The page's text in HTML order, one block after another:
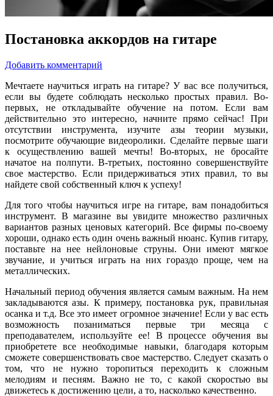
Постановка аккордов на гитаре
Добавить комментарий
Мечтаете научиться играть на гитаре? У вас все получиться,
если вы будете соблюдать несколько простых правил. Во-
первых, не откладывайте обучение на потом. Если вам
действительно это интересно, начните прямо сейчас! При
отсутствии инструмента, изучите азы теории музыки,
посмотрите обучающие видеоролики. Сделайте первые шаги
к осуществлению вашей мечты! Во-вторых, не бросайте
начатое на полпути. В-третьих, постоянно совершенствуйте
свое мастерство. Если придерживаться этих правил, то вы
найдете свой собственный ключ к успеху!
Для того чтобы научиться игре на гитаре, вам понадобиться
инструмент. В магазине вы увидите множество различных
вариантов разных ценовых категорий. Все фирмы по-своему
хороши, однако есть один очень важный нюанс. Купив гитару,
поставьте на нее нейлоновые струны. Они имеют мягкое
звучание, и учиться играть на них гораздо проще, чем на
металлических.
Начальный период обучения является самым важным. На нем
закладываются азы. К примеру, постановка рук, правильная
осанка и т.д. Все это имеет огромное значение! Если у вас есть
возможность позаниматься первые три месяца с
преподавателем, используйте ее! В процессе обучения вы
приобретете все необходимые навыки, благодаря которым
сможете совершенствовать свое мастерство. Следует сказать о
том, что не нужно торопиться переходить к сложным
мелодиям и песням. Важно не то, с какой скоростью вы
движетесь к достижению цели, а то, насколько качественно.